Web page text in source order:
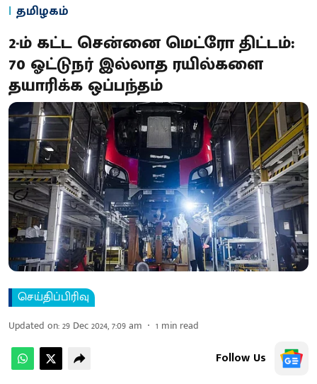
தமிழகம்
2-ம் கட்ட சென்னை மெட்ரோ திட்டம்:
70 ஓட்டுநர் இல்லாத ரயில்களை
தயாரிக்க ஒப்பந்தம்
செய்திப்பிரிவு
Updated on:29 Dec 2024, 7:09 am 1 min read
Follow Us